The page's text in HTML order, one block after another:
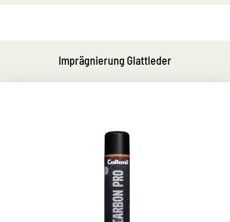
Imprägnierung Glattleder
HighTech-Schutz für alle
Materialien
für Schuhe, Funktionsjacken, Handtaschen,